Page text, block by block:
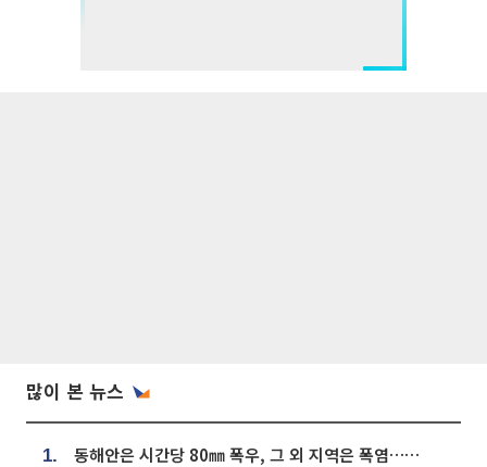
많이 본 뉴스
1. 동해안은 시간당 80㎜ 폭우, 그 외 지역은 폭염…‘극과 극 날씨’